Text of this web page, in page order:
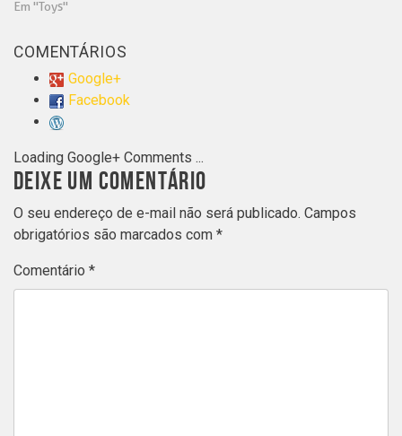
Em "Toys"
COMENTÁRIOS
Google+
Facebook
Loading Google+ Comments ...
DEIXE UM COMENTÁRIO
O seu endereço de e-mail não será publicado. Campos
obrigatórios são marcados com *
Comentário *